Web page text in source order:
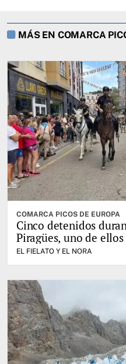
MÁS EN COMARCA
COMARCA PICOS DE EUROPA
Cinco detenidos
Piragües, uno de
EL FIELATO Y EL NORA